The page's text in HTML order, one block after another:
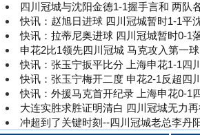
四川冠城与沈阳金德1-1握手言和 两队
快讯：赵旭日进球 四川冠城暂时1-1平
快讯：拉蒂尼奥进球 四川冠城暂时0-1
申花2比1领先四川冠城 马克攻入第一
快讯：张玉宁扳平比分 上海申花1-1四
快讯：张玉宁梅开二度 申花2-1反超四
快讯：外援马克首开纪录 上海申花0-1
大连实胜求胜证明清白 四川冠城无力
冲超到了关键时刻--四川冠城老总李丹